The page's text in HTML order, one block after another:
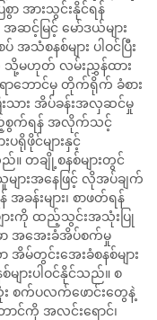
ာ အားသွင်းနိုင်ရန်
င့်မြင့် မော်ဒယ်များ
သံစနစ်များ ပါဝင်ပြီး
သို့မဟုတ် လမ်းညွှန်ထား
ာဘောင်မှ တိုက်ရိုက် ခံစား
သား အိပ်ခန်းအလှဆင်မှု
ည့်စွက်ရန် အလိုက်သင့်
ရိုဖိုင်များနှင့်
တချို့စနစ်များတွင်
များအနေဖြင့် လိုအပ်ချက်
ခန်းများ၊ စာဖတ်ရန်
ားကို ထည့်သွင်းအသုံးပြု
ာ အအေးခံအိပ်စက်မှု
မ်တွင်းအေးခံစနစ်များ
ားပါဝင်နိုင်သည်။ စ
စက်ပလက်ဖောင်းတွေနဲ့
င်ကို အလင်းရောင်၊